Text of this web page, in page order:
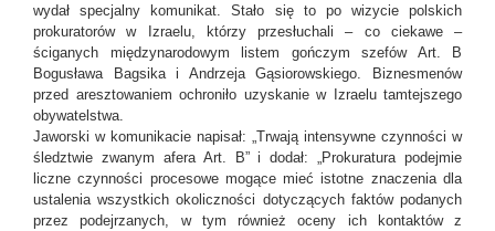
wydał specjalny komunikat. Stało się to po wizycie polskich
prokuratorów w Izraelu, którzy przesłuchali – co ciekawe –
ściganych międzynarodowym listem gończym szefów Art. B
Bogusława Bagsika i Andrzeja Gąsiorowskiego. Biznesmenów
przed aresztowaniem ochroniło uzyskanie w Izraelu tamtejszego
obywatelstwa.
Jaworski w komunikacie napisał: „Trwają intensywne czynności w
śledztwie zwanym afera Art. B” i dodał: „Prokuratura podejmie
liczne czynności procesowe mogące mieć istotne znaczenia dla
ustalenia wszystkich okoliczności dotyczących faktów podanych
przez podejrzanych, w tym również oceny ich kontaktów z